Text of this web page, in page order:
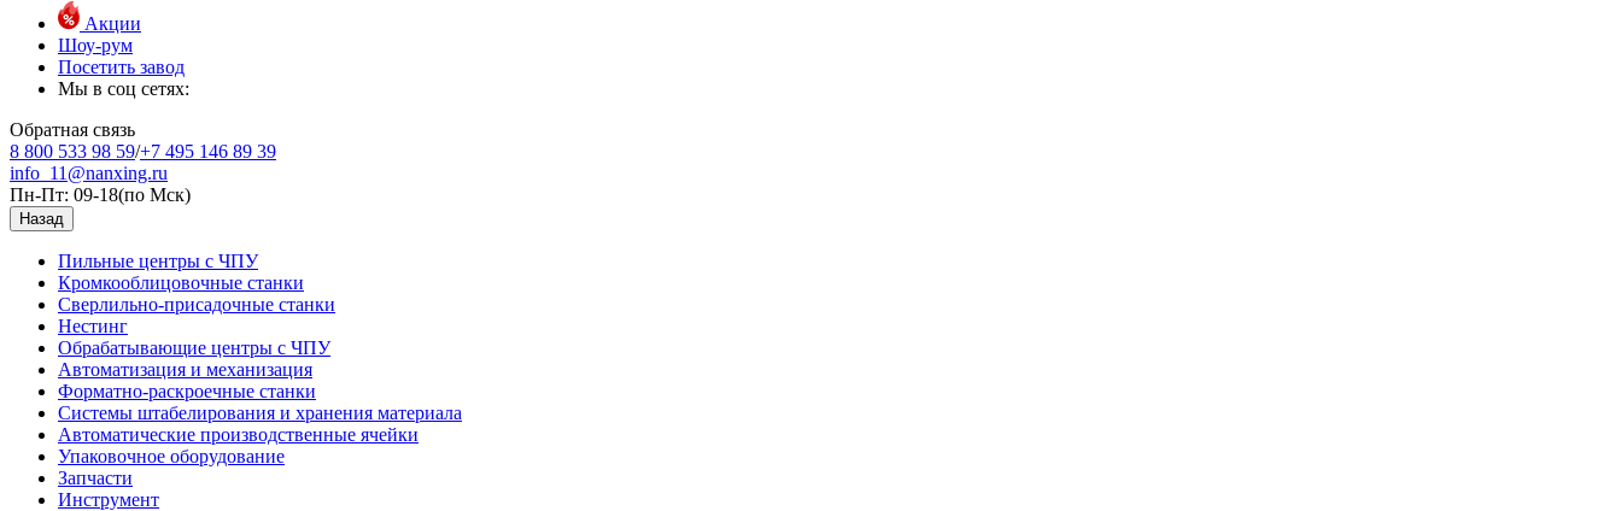
Акции
Шоу-рум
Посетить завод
Мы в соц сетях:
Обратная связь
8 800 533 98 59/+7 495 146 89 39
info_11@nanxing.ru
Пн-Пт: 09-18(по Мск)
Назад
Пильные центры с ЧПУ
Кромкооблицовочные станки
Сверлильно-присадочные станки
Нестинг
Обрабатывающие центры с ЧПУ
Автоматизация и механизация
Форматно-раскроечные станки
Системы штабелирования и хранения материала
Автоматические производственные ячейки
Упаковочное оборудование
Запчасти
Инструмент